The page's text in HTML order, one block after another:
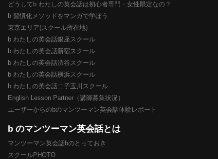
どうしてb わたしの英会話は初心者専門・女性限定なの？
b 習慣化メソッドをマンガで学ぼう
東京エリア(スクール所在地)
b わたしの英会話銀座スクール
b わたしの英会話新宿スクール
b わたしの英会話渋谷スクール
b わたしの英会話横浜スクール
b わたしの英会話二子玉川スクール
English Lesson Partner（講師募集状況）
ユーザーからのbのマンツーマン英会話体験レポート
b のマンツーマン英会話とは
マンツーマン英会話bのとっておき
スクールPHOTO